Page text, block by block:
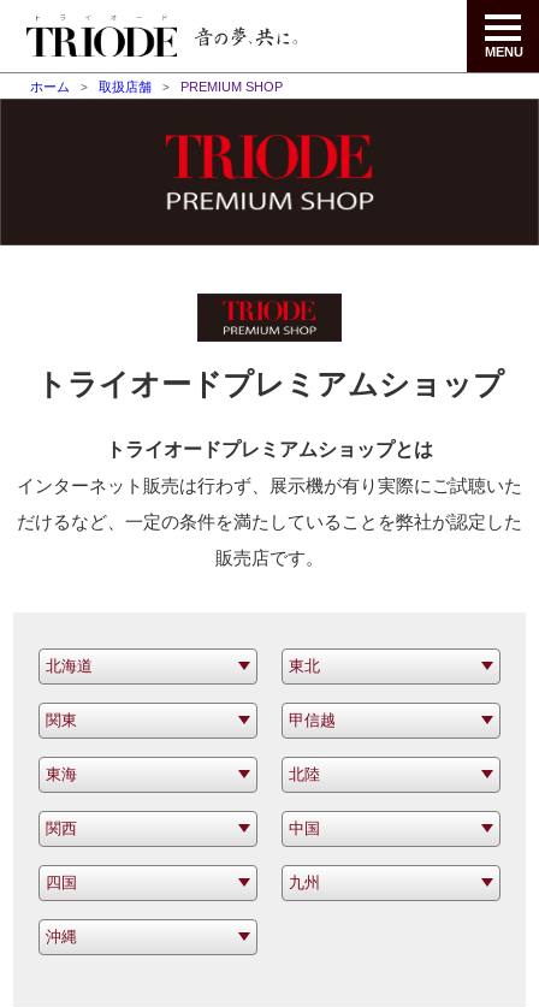
MENU
ホーム 取扱店舗 PREMIUM SHOP
トライオードプレミアムショップ
トライオードプレミアムショップとは
インターネット販売は行わず、展示機が有り実際にご試聴いた
だけるなど、一定の条件を満たしていることを弊社が認定した
販売店です。
北海道 東北
関東 甲信越
東海 北陸
関西 中国
四国 九州
沖縄